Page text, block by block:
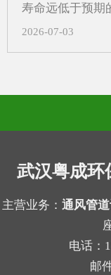
声上升。2.管道
后，管道接口、
管路过长，或者
过滤方式不同
寿命远低于预期
日常运维的成本
除尘设备厂家在
换不同品牌的滤
分布不均引发
部分区域的风
持续冲刷滤袋
在长期的高强度
容易出现局部
进气口一侧的
就是这个原因
2026-07-03
武汉粤成环
主营业务： 通风管
电话：
邮